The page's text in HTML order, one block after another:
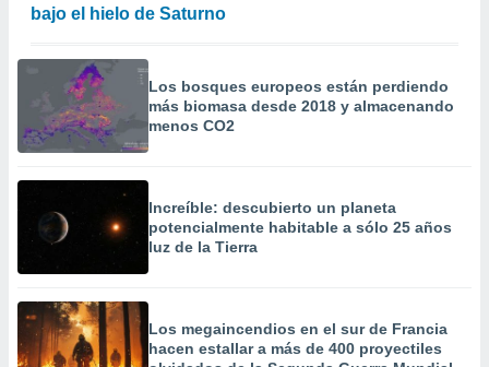
bajo el hielo de Saturno
Los bosques europeos están perdiendo
más biomasa desde 2018 y almacenando
menos CO2
Increíble: descubierto un planeta
potencialmente habitable a sólo 25 años
luz de la Tierra
Los megaincendios en el sur de Francia
hacen estallar a más de 400 proyectiles